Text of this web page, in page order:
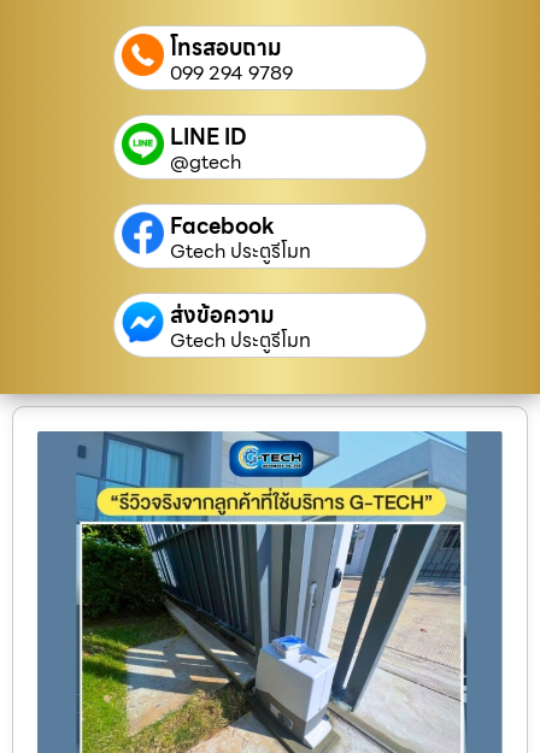
โทรสอบถาม
099 294 9789
LINE ID
@gtech
Facebook
Gtech ประตูรีโมท
ส่งข้อความ
Gtech ประตูรีโมท